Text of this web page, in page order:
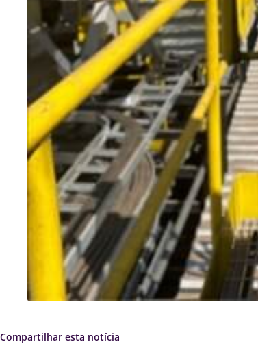
Compartilhar esta notícia